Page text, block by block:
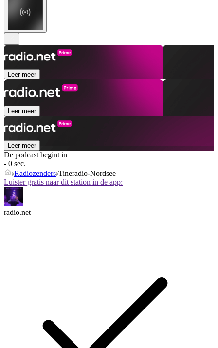
Leer meer
Leer meer
Leer meer
De podcast begint in
- 0 sec.
Radiozenders Tineradio-Nordsee
Luister gratis naar dit station in de app:
radio.net